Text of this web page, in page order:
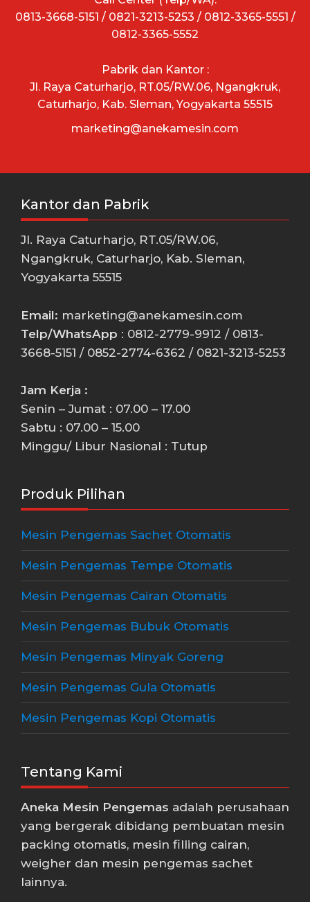
0813-3668-5151 / 0821-3213-5253 / 0812-3365-5551 /
0812-3365-5552
Pabrik dan Kantor :
Jl. Raya Caturharjo, RT.05/RW.06, Ngangkruk,
Caturharjo, Kab. Sleman, Yogyakarta 55515
marketing@anekamesin.com
Kantor dan Pabrik
Jl. Raya Caturharjo, RT.05/RW.06,
Ngangkruk, Caturharjo, Kab. Sleman,
Yogyakarta 55515
Email: marketing@anekamesin.com
Telp/WhatsApp : 0812-2779-9912 / 0813-
3668-5151 / 0852-2774-6362 / 0821-3213-5253
Jam Kerja :
Senin – Jumat : 07.00 – 17.00
Sabtu : 07.00 – 15.00
Minggu/ Libur Nasional : Tutup
Produk Pilihan
Mesin Pengemas Sachet Otomatis
Mesin Pengemas Tempe Otomatis
Mesin Pengemas Cairan Otomatis
Mesin Pengemas Bubuk Otomatis
Mesin Pengemas Minyak Goreng
Mesin Pengemas Gula Otomatis
Mesin Pengemas Kopi Otomatis
Tentang Kami
Aneka Mesin Pengemas adalah perusahaan
yang bergerak dibidang pembuatan mesin
packing otomatis, mesin filling cairan,
weigher dan mesin pengemas sachet
lainnya.